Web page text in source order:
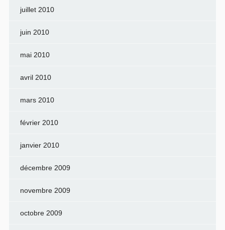
juillet 2010
juin 2010
mai 2010
avril 2010
mars 2010
février 2010
janvier 2010
décembre 2009
novembre 2009
octobre 2009